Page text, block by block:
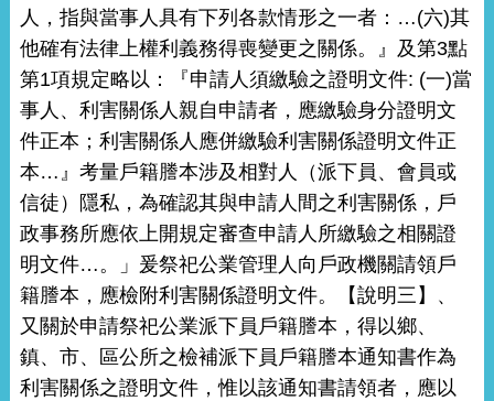
人，指與當事人具有下列各款情形之一者：…(六)其
他確有法律上權利義務得喪變更之關係。』及第3點
第1項規定略以：『申請人須繳驗之證明文件: (一)當
事人、利害關係人親自申請者，應繳驗身分證明文
件正本；利害關係人應併繳驗利害關係證明文件正
本…』考量戶籍謄本涉及相對人（派下員、會員或
信徒）隱私，為確認其與申請人間之利害關係，戶
政事務所應依上開規定審查申請人所繳驗之相關證
明文件…。」爰祭祀公業管理人向戶政機關請領戶
籍謄本，應檢附利害關係證明文件。【說明三】、
又關於申請祭祀公業派下員戶籍謄本，得以鄉、
鎮、市、區公所之檢補派下員戶籍謄本通知書作為
利害關係之證明文件，惟以該通知書請領者，應以